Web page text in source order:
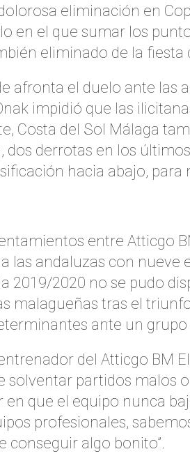
eliminación en
en el que sumar los
eliminado de la
afronta el duelo ante las
impidió que las
Costa del Sol Málaga
dos derrotas en los
hacia abajo,
entre Atticgo
las andaluzas con
2019/2020 no se pudo
malagueñas tras el
ante un
del Atticgo BM
solventar partidos malos
en que el equipo nunca
profesionales,
conseguir algo bonito”.